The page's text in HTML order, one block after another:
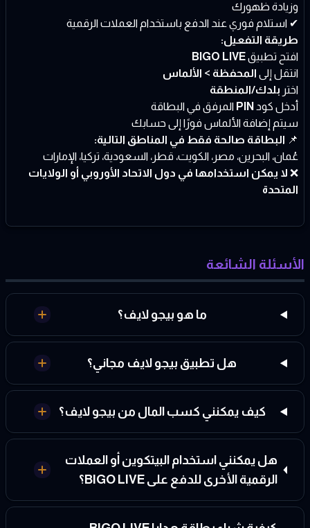
وزيادة ظهورك
✔ استلام فوري عند الدفع باستخدام العملات الرقمية
طريقة التفعيل:
افتح تطبيقBIGO LIVE
انتقل إلى المحفظة > الألماس
اختر بلدك/المنطقة
أدخل كود PIN المرفق في البطاقة
سيتم إضافة الألماس فورًا إلى حسابك
📌 البطاقة صالحة فقط في المناطق التالية:
عُمان، البحرين، مصر، الكويت، قطر، السعودية، تركيا، الإمارات
❌ لا يمكن استخدامها في دول الاتحاد الأوروبي أو الولايات
المتحدة
الأسئلة الشائعة
ما هو بيجو لايف؟
هل تطبيق بيجو لايف مجاني؟
كيف يمكنني كسب المال من بيجو لايف؟
هل يمكنني استخدام البيتكوين أو العملات
الرقمية الأخرى للدفع على BIGO LIVE؟